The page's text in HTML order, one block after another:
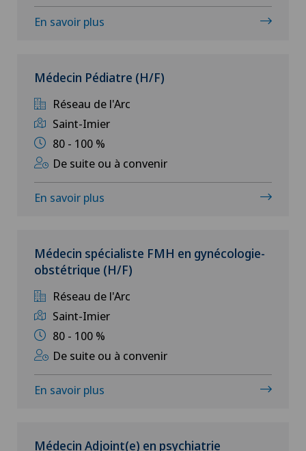
Centre Médico-Chirurgical des Eaux-Vives
Clinica Sant Anna
Clinique de Genolier
Clinique de Montchoisi
Clinique Générale-Beaulieu
Clinique Générale Ste-Anne
Clinique Montbrillant
Clinique Valmont
En savoir plus
Médecin Pédiatre (H/F)
Réseau de l'Arc
Saint-Imier
80 - 100 %
De suite ou à convenir
En savoir plus
Médecin spécialiste FMH en gynécologie-
obstétrique (H/F)
Réseau de l'Arc
Saint-Imier
80 - 100 %
De suite ou à convenir
En savoir plus
Médecin Adjoint(e) en psychiatrie